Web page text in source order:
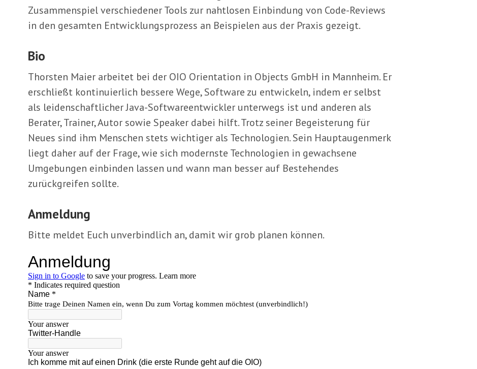
Zusammenspiel verschiedener Tools zur nahtlosen Einbindung von Code-Reviews
in den gesamten Entwicklungsprozess an Beispielen aus der Praxis gezeigt.
Bio
Thorsten Maier arbeitet bei der OIO Orientation in Objects GmbH in Mannheim. Er
erschließt kontinuierlich bessere Wege, Software zu entwickeln, indem er selbst
als leidenschaftlicher Java-Softwareentwickler unterwegs ist und anderen als
Berater, Trainer, Autor sowie Speaker dabei hilft. Trotz seiner Begeisterung für
Neues sind ihm Menschen stets wichtiger als Technologien. Sein Hauptaugenmerk
liegt daher auf der Frage, wie sich modernste Technologien in gewachsene
Umgebungen einbinden lassen und wann man besser auf Bestehendes
zurückgreifen sollte.
Anmeldung
Bitte meldet Euch unverbindlich an, damit wir grob planen können.